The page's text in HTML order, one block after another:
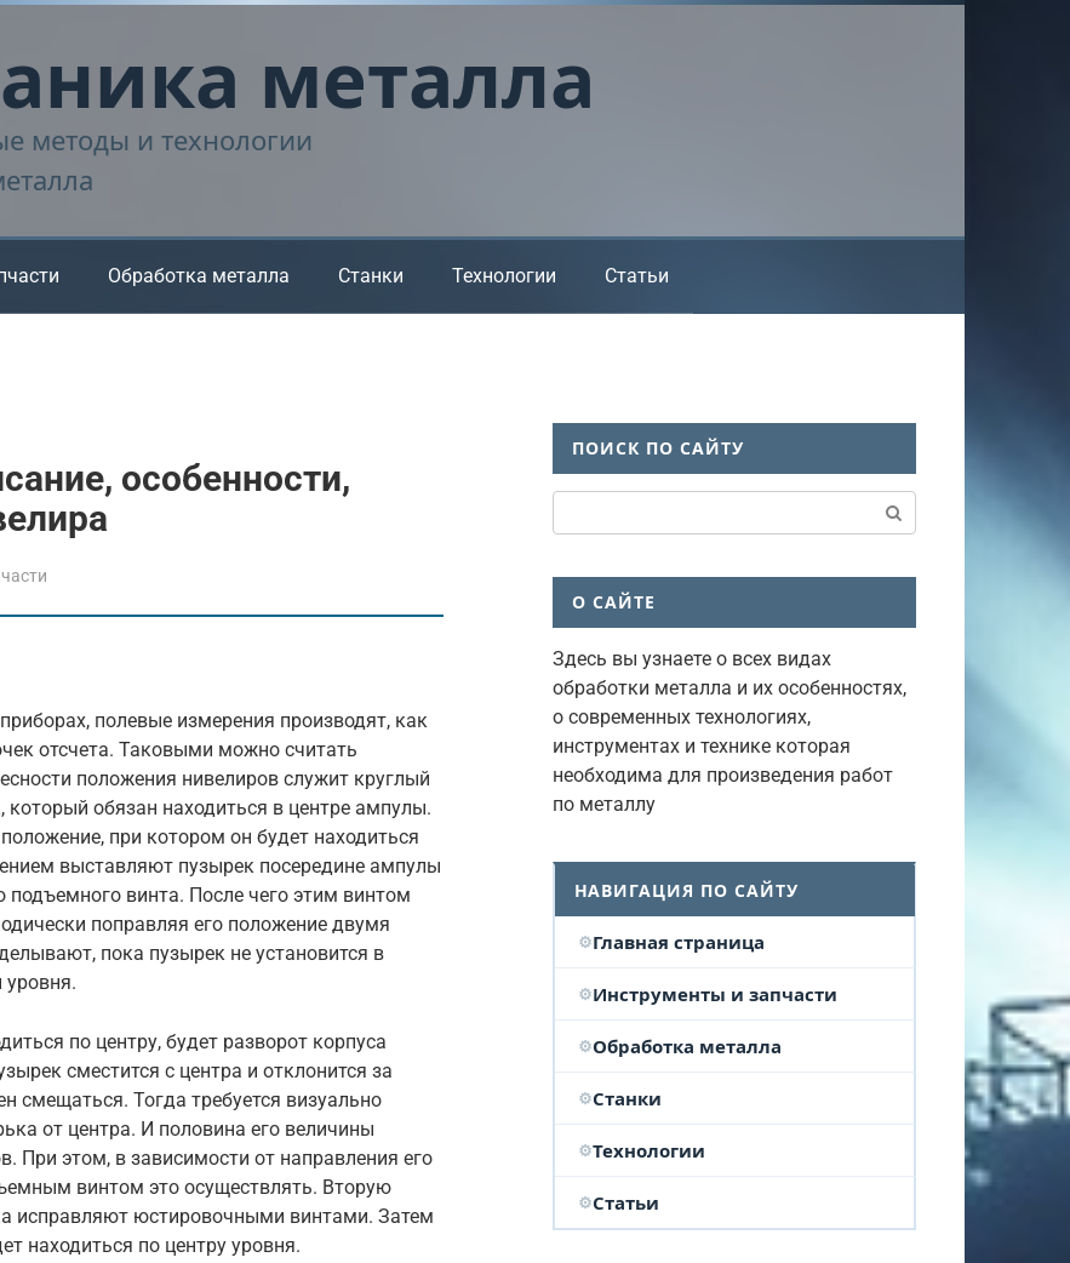
металла
методы и технологии
Обработка металла Станки Технологии Статьи
особенности,
полевые измерения производят, как
отсчета. Таковыми можно считать
положения нивелиров служит круглый
обязан находиться в центре ампулы.
при котором он будет находиться
выставляют пузырек посередине ампулы
подъемного винта. После чего этим винтом
поправляя его положение двумя
пока пузырек не установится в
по центру, будет разворот корпуса
сместится с центра и отклонится за
смещаться. Тогда требуется визуально
от центра. И половина его величины
При этом, в зависимости от направления его
винтом это осуществлять. Вторую
исправляют юстировочными винтами. Затем
находиться по центру уровня.
ПОИСК ПО САЙТУ
О САЙТЕ
Здесь вы узнаете о всех видах
обработки металла и их особенностях,
о современных технологиях,
инструментах и технике которая
необходима для произведения работ
по металлу
НАВИГАЦИЯ ПО САЙТУ
Главная страница
Инструменты и запчасти
Обработка металла
Станки
Технологии
Статьи